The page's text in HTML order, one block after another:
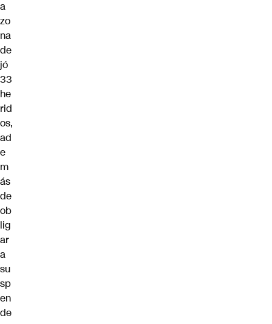
a
zo
na
de
jó
33
he
rid
os,
ad
e
m
ás
de
ob
lig
ar
a
su
sp
en
de